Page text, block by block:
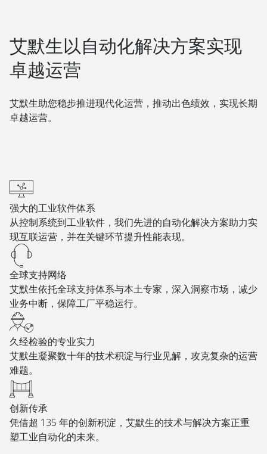
艾默生以自动化解决方案实现
卓越运营
艾默生助您稳步推进现代化运营，推动出色绩效，实现长期
卓越运营。
强大的工业软件体系
从控制系统到工业软件，我们先进的自动化解决方案助力实
现互联运营，并在关键环节提升性能表现。
全球支持网络
艾默生依托全球支持体系与本土专家，深入洞察市场，减少
业务中断，保障工厂平稳运行。
久经检验的专业实力
艾默生凝聚数十年的技术积淀与行业见解，攻克复杂的运营
难题。
创新传承
凭借超 135 年的创新积淀，艾默生的技术与解决方案正重
塑工业自动化的未来。